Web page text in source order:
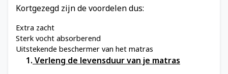
Kortgezegd zijn de voordelen dus:
Extra zacht
Sterk vocht absorberend
Uitstekende beschermer van het matras
1. Verleng de levensduur van je matras